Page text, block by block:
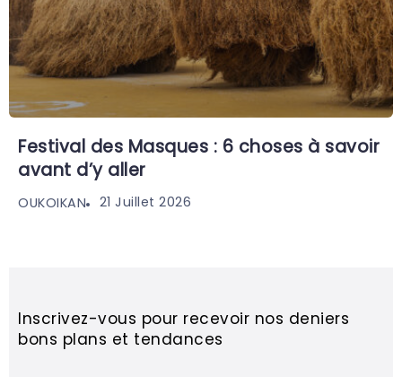
Festival des Masques : 6 choses à savoir
avant d’y aller
OUKOIKAN 21 Juillet 2026
Inscrivez-vous pour recevoir nos deniers
bons plans et tendances